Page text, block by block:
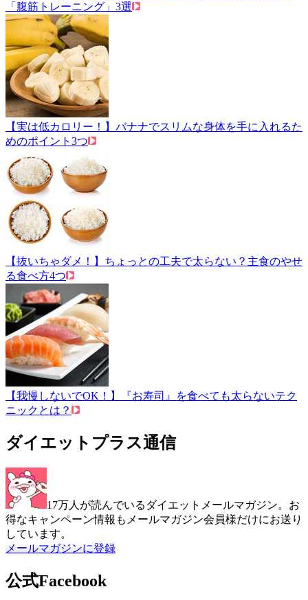
「腹筋トレーニング」3選
【実は低カロリー！】バナナでスリムな身体を手に入れるた
めのポイント3つ
【抜いちゃダメ！】ちょっとの工夫で太らない？主食のやせ
る食べ方4つ
【我慢しないでOK！】『お寿司』を食べても太らないテク
ニックとは？
ダイエットプラス通信
17万人が読んでいるダイエットメールマガジン。お
得なキャンペーン情報もメールマガジン会員様だけにお送り
しています。
メールマガジンに登録
公式Facebook